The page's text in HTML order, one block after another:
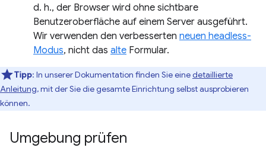
d. h., der Browser wird ohne sichtbare
Benutzeroberfläche auf einem Server ausgeführt.
Wir verwenden den verbesserten neuen headless-
Modus, nicht das alte Formular.
Tipp: In unserer Dokumentation finden Sie einedetaillierte
Anleitung, mit der Sie die gesamte Einrichtung selbst ausprobieren
können.
Umgebung prüfen